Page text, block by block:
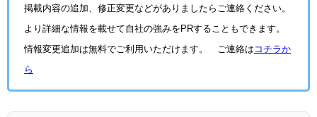
掲載内容の追加、修正変更などがありましたらご連絡ください。
より詳細な情報を載せて自社の強みをPRすることもできます。
情報変更追加は無料でご利用いただけます。 ご連絡は コチラか
ら